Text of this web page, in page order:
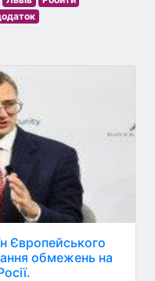
Європейського
обмежень на